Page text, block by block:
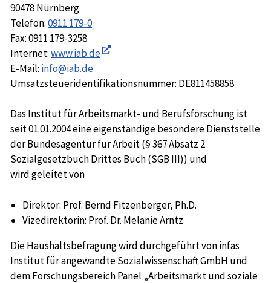
90478 Nürnberg
Telefon:0911 179-0
Fax: 0911 179-3258
Internet:www.iab.de
In
neuem
öffnen
E-Mail: info@iab.de
Umsatzsteueridentifikationsnummer: DE811458858
Das Institut für Arbeitsmarkt- und Berufsforschung ist
seit 01.01.2004 eine eigenständige besondere Dienststelle
der Bundesagentur für Arbeit (§ 367 Absatz 2
Sozialgesetzbuch Drittes Buch (SGB III)) und
wird geleitet von
Direktor: Prof. Bernd Fitzenberger, Ph.D.
Vizedirektorin: Prof. Dr. Melanie Arntz
Die Haushaltsbefragung wird durchgeführt von infas
Institut für angewandte Sozialwissenschaft GmbH und
dem Forschungsbereich Panel „Arbeitsmarkt und soziale